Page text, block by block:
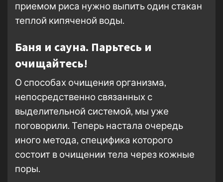
приемом риса нужно выпить один стакан
теплой кипяченой воды.
Баня и сауна. Парьтесь и
очищайтесь!
О способах очищения организма,
непосредственно связанных с
выделительной системой, мы уже
поговорили. Теперь настала очередь
иного метода, специфика которого
состоит в очищении тела через кожные
поры.